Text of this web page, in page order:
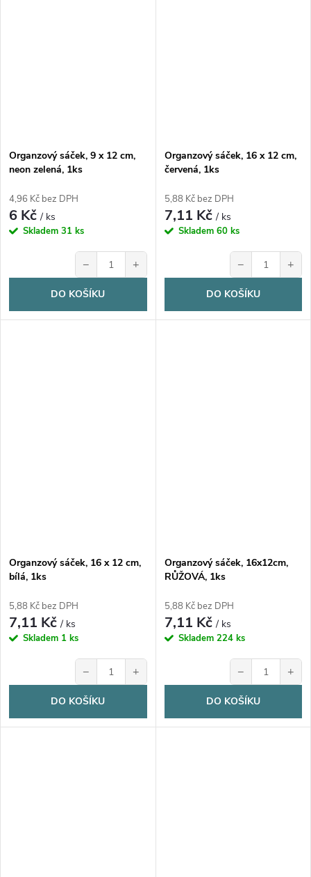
Organzový sáček, 9 x 12 cm,
neon zelená, 1ks
4,96 Kč bez DPH
6 Kč/ ks
Skladem 31 ks
− +
DO KOŠÍKU
Organzový sáček, 16 x 12 cm,
červená, 1ks
5,88 Kč bez DPH
7,11 Kč/ ks
Skladem 60 ks
− +
DO KOŠÍKU
Organzový sáček, 16 x 12 cm,
bílá, 1ks
5,88 Kč bez DPH
7,11 Kč/ ks
Skladem 1 ks
− +
DO KOŠÍKU
Organzový sáček, 16x12cm,
RŮŽOVÁ, 1ks
5,88 Kč bez DPH
7,11 Kč/ ks
Skladem 224 ks
− +
DO KOŠÍKU